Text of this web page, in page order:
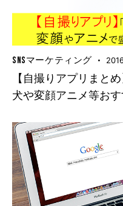
SNSマーケティング
【自撮りアプリまと
犬や変顔アニメ等お